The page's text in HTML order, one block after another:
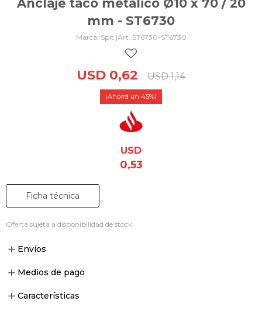
Anclaje taco metálico Ø10 x 70 / 20
mm - ST6730
Spit | ST6730-ST6730
USD 0,62 USD 1,14
45
USD
0,53
Ficha técnica
Oferta sujeta a disponibilidad de stock.
Envíos
Medios de pago
Características